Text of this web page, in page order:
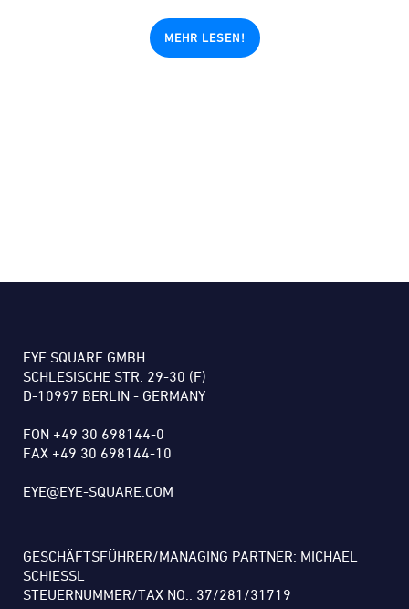
MEHR LESEN!
EYE SQUARE GMBH
SCHLESISCHE STR. 29-30 (F)
D-10997 BERLIN - GERMANY
FON +49 30 698144-0
FAX +49 30 698144-10
EYE@EYE-SQUARE.COM
GESCHÄFTSFÜHRER/MANAGING PARTNER: MICHAEL
SCHIESSL
STEUERNUMMER/TAX NO.: 37/281/31719